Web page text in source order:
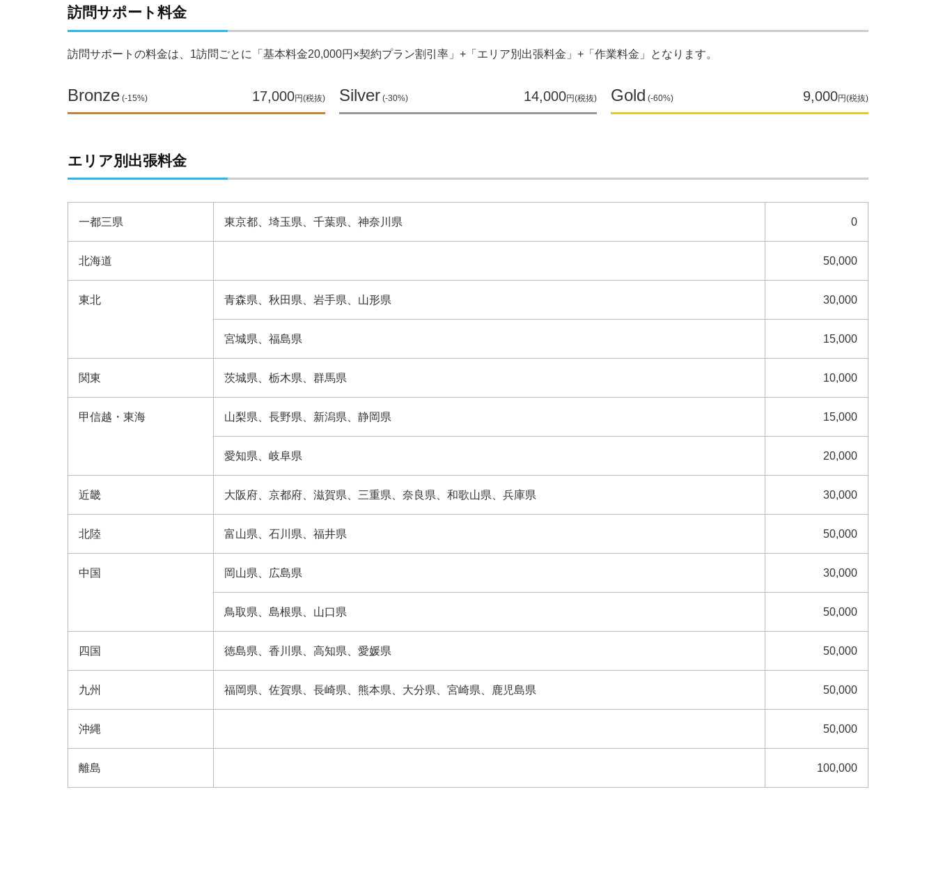
訪問サポート料金
訪問サポートの​料金は、​1訪問ごとに​「基本料金20,000円×契約プラン割引率」​+​「エリア別出張料金」​+​「作業料金」と​なります。
Bronze (-15%) 17,000円(税抜) Silver (-30%) 14,000円(税抜) Gold (-60%) 9,000円(税抜)
エリア別出張料金
一都三県 東京都、​埼玉県、​千葉県、​神奈川県 0
北海道 50,000
東北 青森県、​秋田県、​岩手県、​山形県 30,000
宮城県、​福島県 15,000
関東 茨城県、​栃木県、​群馬県 10,000
甲信越・​東海 山梨県、​長野県、​新潟県、​静岡県 15,000
愛知県、​岐阜県 20,000
近畿 大阪府、​京都府、​滋賀県、​三重県、​奈良県、​和歌山県、​兵庫県 30,000
北陸 富山県、​石川県、​福井県 50,000
中国 岡山県、​広島県 30,000
鳥取県、​島根県、​山口県 50,000
四国 徳島県、​香川県、​高知県、​愛媛県 50,000
九州 福岡県、​佐賀県、​長崎県、​熊本県、​大分県、​宮崎県、​鹿児島県 50,000
沖縄 50,000
離島 100,000